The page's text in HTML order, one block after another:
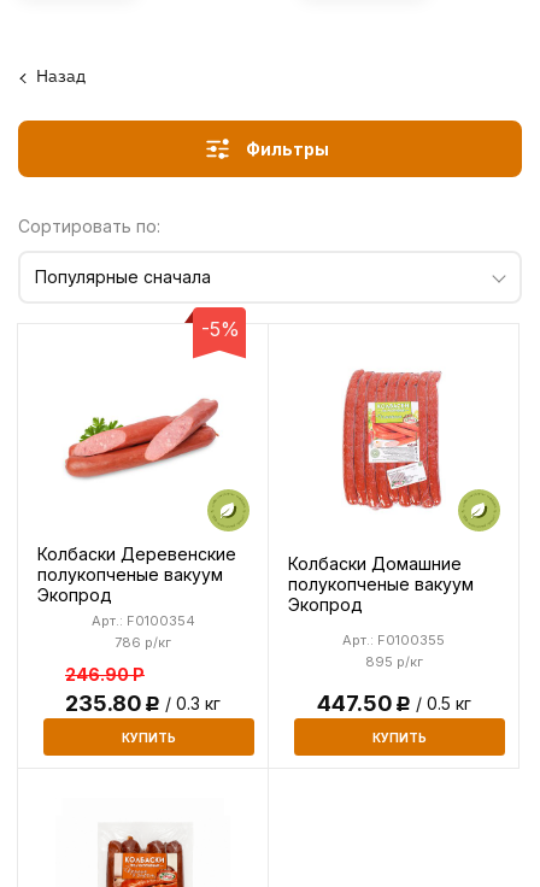
Назад
Фильтры
Сортировать по:
Популярные сначала
-5%
Колбаски Деревенские
полукопченые вакуум
Экопрод
786 р/кг
Арт.: F0100354
246.90Р
235.80Р / 0.3 кг
КУПИТЬ
Колбаски Домашние
полукопченые вакуум
Экопрод
895 р/кг
Арт.: F0100355
447.50Р / 0.5 кг
КУПИТЬ